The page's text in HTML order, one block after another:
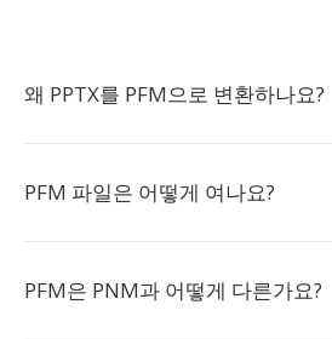
왜 PPTX를 PFM으로 변환하나요?
PFM 파일은 어떻게 여나요?
PFM은 PNM과 어떻게 다른가요?